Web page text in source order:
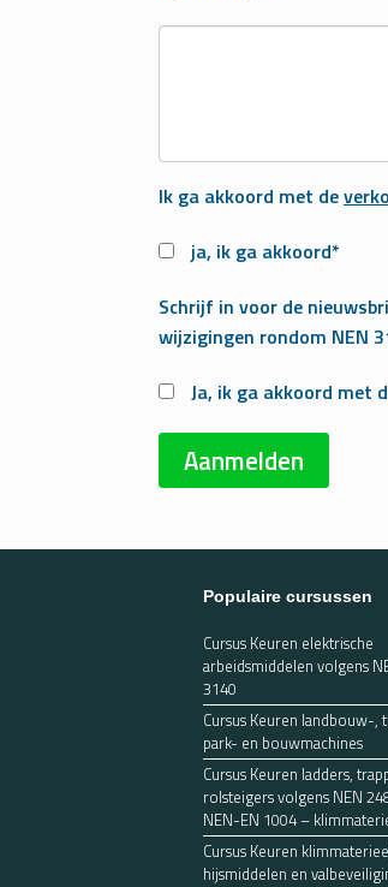
Ik ga akkoord met de
ja, ik ga akkoord*
Schrijf in voor de
wijzigingen rondom NEN
Ja, ik ga akkoord met
Populaire cursussen
Cursus Keuren elektrische
arbeidsmiddelen volgens
3140
Cursus Keuren landbouw-,
park- en bouwmachines
Cursus Keuren ladders,
rolsteigers volgens NEN
NEN-EN 1004 –
Cursus Keuren
hijsmiddelen en